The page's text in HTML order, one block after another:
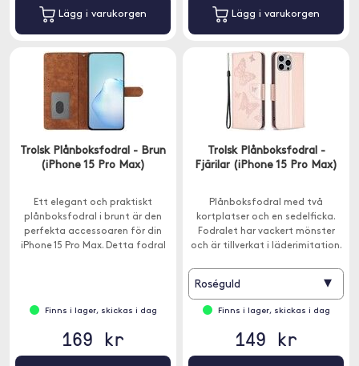
Lägg i varukorgen Lägg i varukorgen
Trolsk Plånboksfodral - Brun
(iPhone 15 Pro Max)
Ett elegant och praktiskt
plånboksfodral i brunt är den
perfekta accessoaren för din
iPhone 15 Pro Max. Detta fodral
Finns i lager, skickas i dag
169 kr
Trolsk Plånboksfodral -
Fjärilar (iPhone 15 Pro Max)
Plånboksfodral med två
kortplatser och en sedelficka.
Fodralet har vackert mönster
och är tillverkat i läderimitation.
Roséguld ▾
Finns i lager, skickas i dag
149 kr